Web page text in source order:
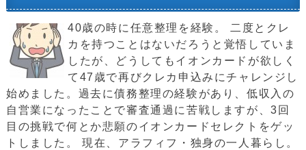
40歳の時に任意整理を経験。 二度とクレ
カを持つことはないだろうと覚悟していま
したが、どうしてもイオンカードが欲しく
て47歳で再びクレカ申込みにチャレンジし
始めました。過去に債務整理の経験があり、低収入の
自営業になったことで審査通過に苦戦しますが、3回
目の挑戦で何とか悲願のイオンカードセレクトをゲッ
トしました。 現在、アラフィフ・独身の一人暮らし。